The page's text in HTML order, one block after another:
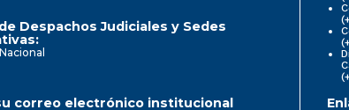
Despachos Judiciales y Sedes
correo electrónico institucional